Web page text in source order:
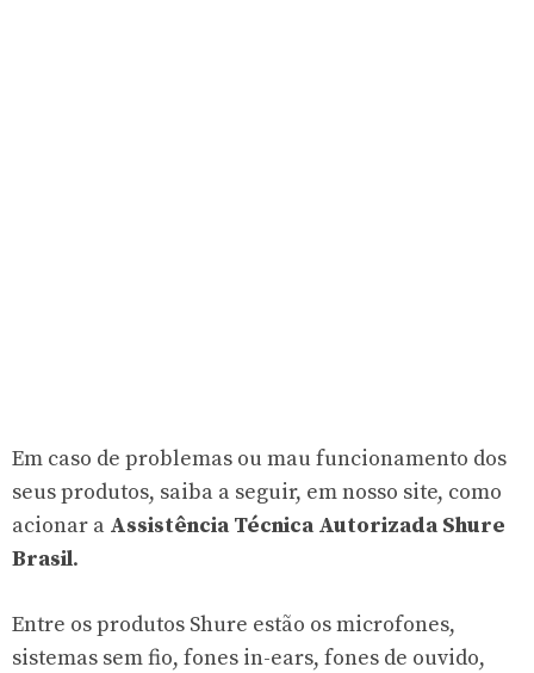
Em caso de problemas ou mau funcionamento dos
seus produtos, saiba a seguir, em nosso site, como
acionar a Assistência Técnica Autorizada Shure
Brasil.
Entre os produtos Shure estão os microfones,
sistemas sem fio, fones in-ears, fones de ouvido,